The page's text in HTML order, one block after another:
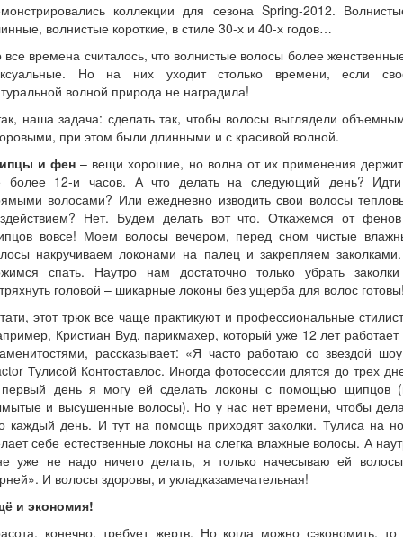
коллекции для сезона Spring-2012.
волнистые короткие, в стиле 30-х и 40-х годов…
все времена считалось, что волнистые волосы более
Но на них уходит столько времени, если
волной природа не наградила!
наша задача: сделать так, чтобы волосы выглядели
при этом были длинными и с красивой волной.
и фен – вещи хорошие, но волна от их применения
более 12-и часов. А что делать на следующий день?
волосами? Или ежедневно изводить свои волосы
Нет. Будем делать вот что. Откажемся от
вовсе! Моем волосы вечером, перед сном чистые
накручиваем локонами на палец и закрепляем
спать. Наутро нам достаточно только убрать
головой – шикарные локоны без ущерба для волос
этот трюк все чаще практикуют и профессиональные
Кристиан Вуд, парикмахер, который уже 12 лет работает
рассказывает: «Я часто работаю со звездой
Тулисой Контоставлос. Иногда фотосессии длятся до трех
день я могу ей сделать локоны с помощью щипцов
и высушенные волосы). Но у нас нет времени, чтобы
каждый день. И тут на помощь приходят заколки. Тулиса на
себе естественные локоны на слегка влажные волосы. А
уже не надо ничего делать, я только начесываю ей
И волосы здоровы, и укладказамечательная!
и экономия!
конечно, требует жертв. Но когда можно сэкономить, то